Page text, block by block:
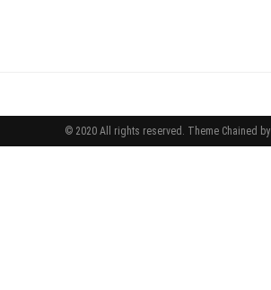
© 2020 All rights reserved. Theme Chained by